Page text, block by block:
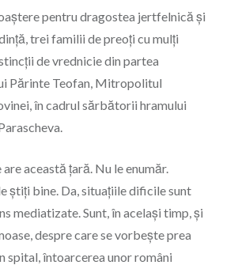
pentru dragostea jertfelnică și
trei familii de preoți cu mulți
de vrednicie din partea
Părinte Teofan, Mitropolitul
în cadrul sărbătorii hramului
această țară. Nu le enumăr.
știți bine. Da, situațiile dificile sunt
mediatizate. Sunt, în același timp, și
despre care se vorbește prea
spital, întoarcerea unor români